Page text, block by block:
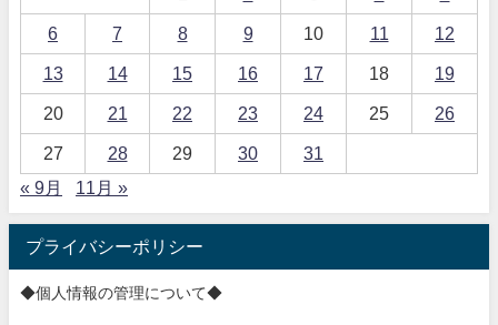
6 7 8 9 10 11 12
13 14 15 16 17 18 19
20 21 22 23 24 25 26
27 28 29 30
31
« 9月
11月 »
プライバシーポリシー
◆個人情報の管理について◆